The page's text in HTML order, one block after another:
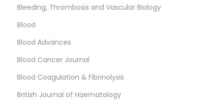
Bleeding, Thrombosis and Vascular Biology
Blood
Blood Advances
Blood Cancer Journal
Blood Coagulation & Fibrinolysis
British Journal of Haematology